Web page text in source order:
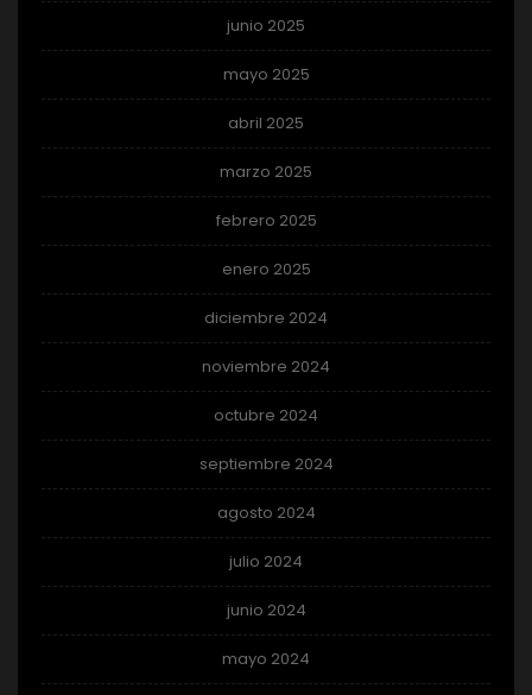
junio 2025
mayo 2025
abril 2025
marzo 2025
febrero 2025
enero 2025
diciembre 2024
noviembre 2024
octubre 2024
septiembre 2024
agosto 2024
julio 2024
junio 2024
mayo 2024